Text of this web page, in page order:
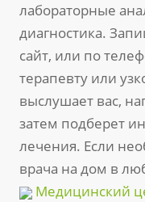
лабораторные
диагностика.
сайт, или по
терапевту или
выслушает вас,
затем подберет
лечения. Если
врача на дом в
Медицинский